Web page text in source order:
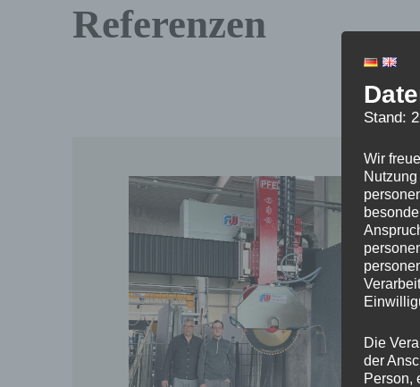
Referenzen
Stand:
Wir
Die
der
Person,